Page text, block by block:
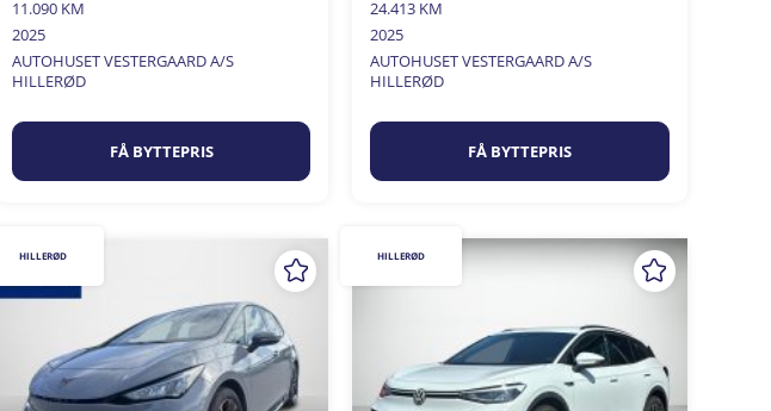
11.090 KM
2025
AUTOHUSET VESTERGAARD A/S
HILLERØD
FÅ BYTTEPRIS
24.413 KM
2025
AUTOHUSET VESTERGAARD A/S
HILLERØD
FÅ BYTTEPRIS
HILLERØD HILLERØD